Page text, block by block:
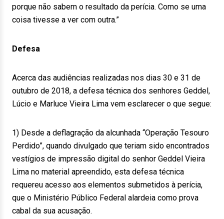
porque não sabem o resultado da perícia. Como se uma
coisa tivesse a ver com outra.”
Defesa
Acerca das audiências realizadas nos dias 30 e 31 de
outubro de 2018, a defesa técnica dos senhores Geddel,
Lúcio e Marluce Vieira Lima vem esclarecer o que segue:
1) Desde a deflagração da alcunhada “Operação Tesouro
Perdido”, quando divulgado que teriam sido encontrados
vestígios de impressão digital do senhor Geddel Vieira
Lima no material apreendido, esta defesa técnica
requereu acesso aos elementos submetidos à perícia,
que o Ministério Público Federal alardeia como prova
cabal da sua acusação.